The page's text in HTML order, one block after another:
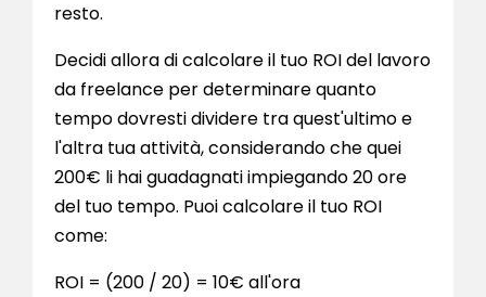
resto.
Decidi allora di calcolare il tuo ROI del lavoro
da freelance per determinare quanto
tempo dovresti dividere tra quest'ultimo e
l'altra tua attività, considerando che quei
200€ li hai guadagnati impiegando 20 ore
del tuo tempo. Puoi calcolare il tuo ROI
come:
ROI = (200 / 20) = 10€ all'ora